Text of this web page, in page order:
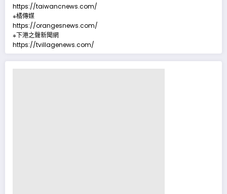
https://taiwancnews.com/
※橘傳媒
https://orangesnews.com/
※下港之聲新聞網
https://tvillagenews.com/